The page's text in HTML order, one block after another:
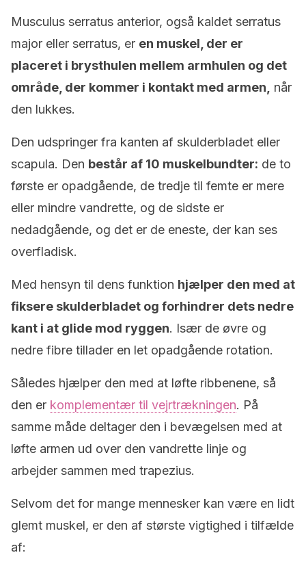
Musculus serratus anterior, også kaldet serratus
major eller serratus, er en muskel, der er
placeret i brysthulen mellem armhulen og det
område, der kommer i kontakt med armen,
når
den lukkes.
Den udspringer fra kanten af skulderbladet eller
scapula. Den består af 10 muskelbundter: de to
første er opadgående, de tredje til femte er mere
eller mindre vandrette, og de sidste er
nedadgående, og det er de eneste, der kan ses
overfladisk.
Med hensyn til dens funktion hjælper den med at
fiksere skulderbladet og forhindrer dets nedre
kant i at glide mod ryggen. Især de øvre og
nedre fibre tillader en let opadgående rotation.
Således hjælper den med at løfte ribbenene, så
den er komplementær til vejrtrækningen. På
samme måde deltager den i bevægelsen med at
løfte armen ud over den vandrette linje og
arbejder sammen med trapezius.
Selvom det for mange mennesker kan være en lidt
glemt muskel, er den af største vigtighed i tilfælde
af: